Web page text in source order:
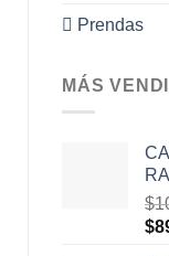
 Prendas
MÁS
$
El
$